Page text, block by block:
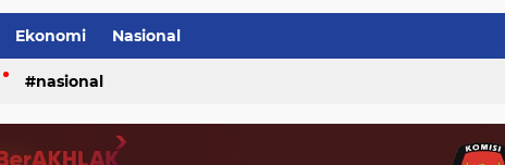
Ekonomi Nasional
nasional